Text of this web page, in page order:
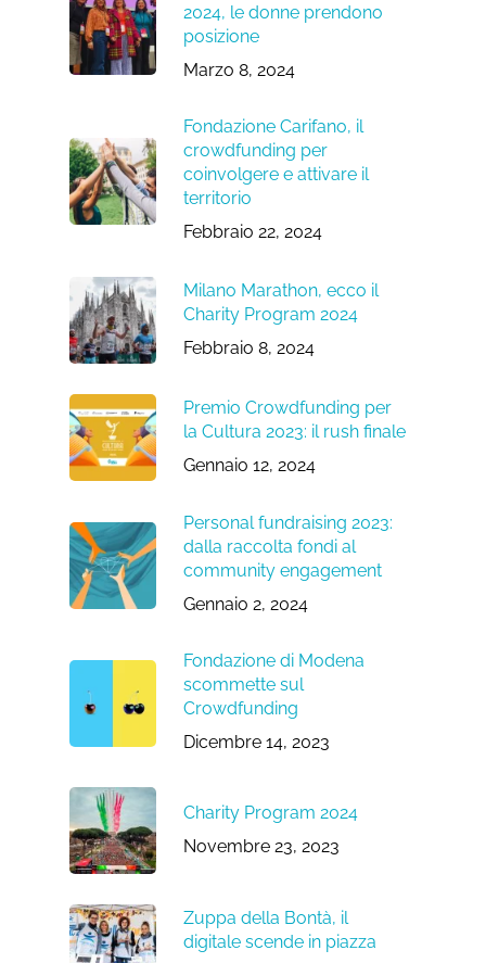
2024, le donne prendono
posizione
Marzo 8, 2024
Fondazione Carifano, il
crowdfunding per
coinvolgere e attivare il
territorio
Febbraio 22, 2024
Milano Marathon, ecco il
Charity Program 2024
Febbraio 8, 2024
Premio Crowdfunding per
la Cultura 2023: il rush finale
Gennaio 12, 2024
Personal fundraising 2023:
dalla raccolta fondi al
community engagement
Gennaio 2, 2024
Fondazione di Modena
scommette sul
Crowdfunding
Dicembre 14, 2023
Charity Program 2024
Novembre 23, 2023
Zuppa della Bontà, il
digitale scende in piazza